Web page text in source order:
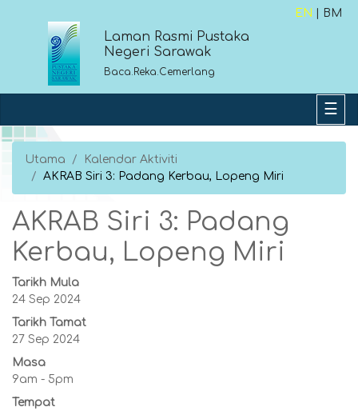
EN | BM
Laman Rasmi Pustaka
Negeri Sarawak
Baca.Reka.Cemerlang
Utama
Kalendar Aktiviti
AKRAB Siri 3: Padang Kerbau, Lopeng Miri
AKRAB Siri 3: Padang
Kerbau, Lopeng Miri
Tarikh Mula
24 Sep 2024
Tarikh Tamat
27 Sep 2024
Masa
9am - 5pm
Tempat